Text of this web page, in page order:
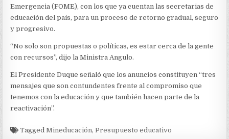
Emergencia (FOME), con los que ya cuentan las secretarias de
educación del país, para un proceso de retorno gradual, seguro
y progresivo.
“No solo son propuestas o políticas, es estar cerca de la gente
con recursos”, dijo la Ministra Angulo.
El Presidente Duque señaló que los anuncios constituyen “tres
mensajes que son contundentes frente al compromiso que
tenemos con la educación y que también hacen parte de la
reactivación”.
TaggedMineducación,Presupuesto educativo